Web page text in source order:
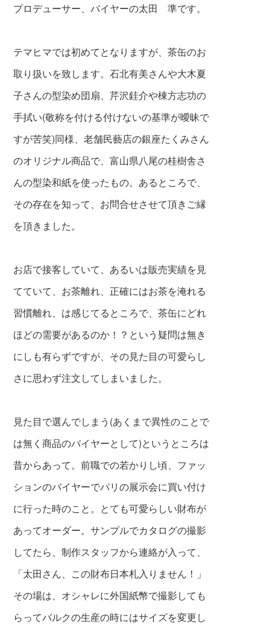
プロデューサー、バイヤーの太田 準です。
テマヒマでは初めてとなりますが、茶缶のお
取り扱いを致します。石北有美さんや大木夏
子さんの型染め団扇、芹沢銈介や棟方志功の
手拭い(敬称を付ける付けないの基準が曖昧で
すが苦笑)同様、老舗民藝店の銀座たくみさん
のオリジナル商品で、富山県八尾の桂樹舎さ
んの型染和紙を使ったもの。あるところで、
その存在を知って、お問合せさせて頂きご縁
を頂きました。
お店で接客していて、あるいは販売実績を見
てていて、お茶離れ、正確にはお茶を淹れる
習慣離れ、は感じてるところで、茶缶にどれ
ほどの需要があるのか！？という疑問は無き
にしも有らずですが、その見た目の可愛らし
さに思わず注文してしまいました。
見た目で選んでしまう(あくまで異性のことで
は無く商品のバイヤーとして)というところは
昔からあって。前職での若かりし頃、ファッ
ションのバイヤーでパリの展示会に買い付け
に行った時のこと。とても可愛らしい財布が
あってオーダー。サンプルでカタログの撮影
してたら、制作スタッフから連絡が入って、
「太田さん、この財布日本札入りません！」
その場は、オシャレに外国紙幣で撮影しても
らってバルクの生産の時にはサイズを変更し